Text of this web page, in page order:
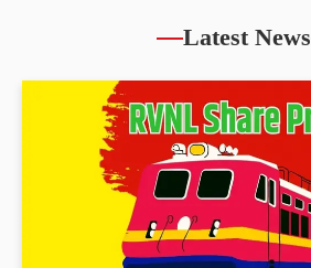
Latest News